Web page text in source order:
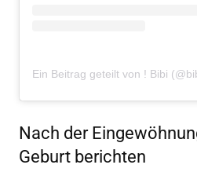
Ein Beitrag geteilt von ! Bibi
Nach der
Geburt berichten